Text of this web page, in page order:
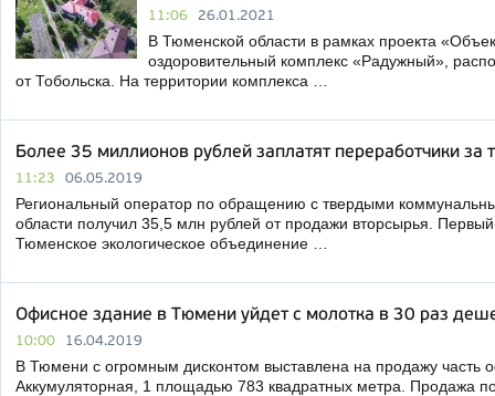
11:06 26.01.2021
В Тюменской области в рамках проекта
оздоровительный комплекс «Радужный»,
от Тобольска. На территории комплекса …
Более 35 миллионов рублей заплатят переработчики за
11:23 06.05.2019
Региональный оператор по обращению с твердыми
области получил 35,5 млн рублей от продажи вторсырья.
Тюменское экологическое объединение …
Офисное здание в Тюмени уйдет с молотка в 30 раз
10:00 16.04.2019
В Тюмени с огромным дисконтом выставлена на продажу
Аккумуляторная, 1 площадью 783 квадратных метра. Продажа